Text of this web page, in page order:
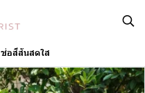
ช่อสีสันสดใส